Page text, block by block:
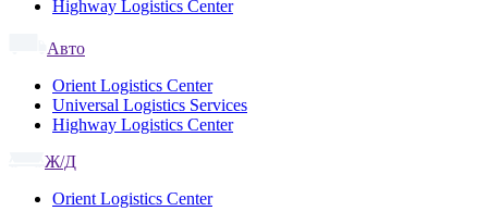
Highway Logistics Center
Авто
Orient Logistics Center
Universal Logistics Services
Highway Logistics Center
Ж/Д
Orient Logistics Center